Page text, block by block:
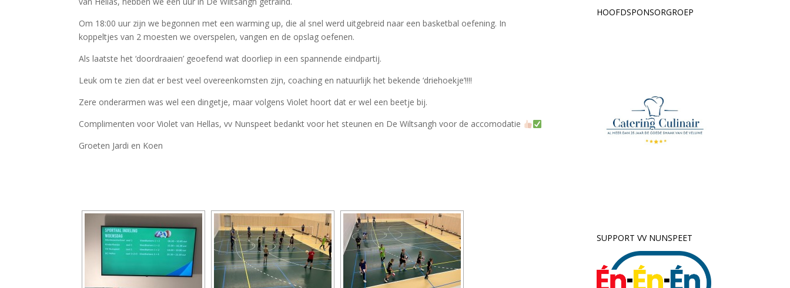
Om 18:00 uur zijn we begonnen met een warming up, die al snel werd uitgebreid naar een basketbal oefening. In
koppeltjes van 2 moesten we overspelen, vangen en de opslag oefenen.
Als laatste het ‘doordraaien’ geoefend wat doorliep in een spannende eindpartij.
Leuk om te zien dat er best veel overeenkomsten zijn, coaching en natuurlijk het bekende ‘driehoekje’!!!!
Zere onderarmen was wel een dingetje, maar volgens Violet hoort dat er wel een beetje bij.
Complimenten voor Violet van Hellas, vv Nunspeet bedankt voor het steunen en De Wiltsangh voor de accomodatie
Groeten Jardi en Koen
HOOFDSPONSORGROEP
SUPPORT VV NUNSPEET